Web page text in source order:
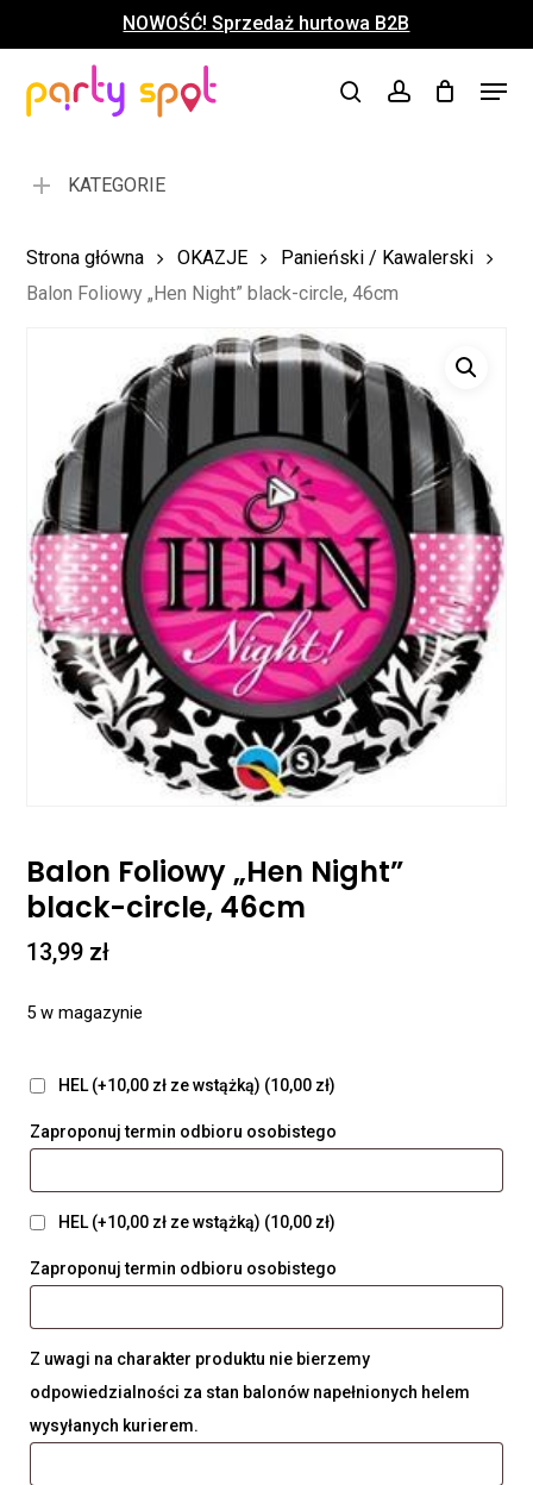
to
content
NOWOŚĆ! Sprzedaż hurtowa B2B
searchaccount
Menu
Koszyk Close
KATEGORIE
Strona główna OKAZJE
Panieński / Kawalerski
Balon Foliowy „Hen Night” black-circle, 46cm
Balon Foliowy „Hen Night”
black-circle, 46cm
13,99 zł
5 w magazynie
HEL (+10,00 zł ze wstążką) (10,00 zł)
Zaproponuj termin odbioru osobistego
HEL (+10,00 zł ze wstążką) (10,00 zł)
Zaproponuj termin odbioru osobistego
Z uwagi na charakter produktu nie bierzemy
odpowiedzialności za stan balonów napełnionych helem
wysyłanych kurierem.
Menu